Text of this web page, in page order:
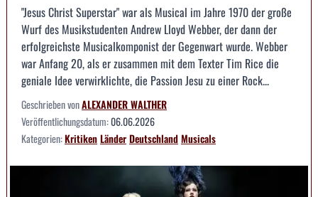
"Jesus Christ Superstar" war als Musical im Jahre 1970 der große
Wurf des Musikstudenten Andrew Lloyd Webber, der dann der
erfolgreichste Musicalkomponist der Gegenwart wurde. Webber
war Anfang 20, als er zusammen mit dem Texter Tim Rice die
geniale Idee verwirklichte, die Passion Jesu zu einer Rock...
Geschrieben vonALEXANDER WALTHER
Veröffentlichungsdatum:06.06.2026
Kategorien:KritikenLänderDeutschlandMusicals